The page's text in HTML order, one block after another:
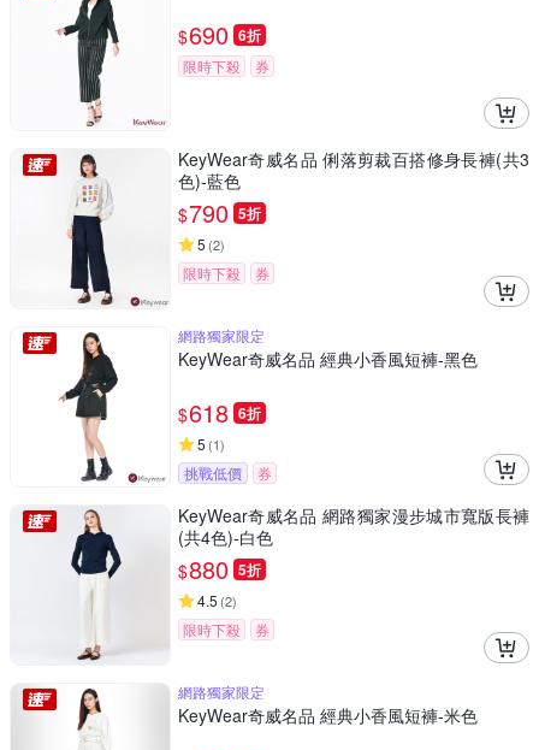
$690 6折
限時下殺 券
KeyWear奇威名品 俐落剪裁百搭修身長褲(共3
色)-藍色
$790 5折
5 (2)
限時下殺 券
網路獨家限定
KeyWear奇威名品 經典小香風短褲-黑色
$618 6折
5 (1)
挑戰低價 券
KeyWear奇威名品 網路獨家漫步城市寬版長褲
(共4色)-白色
$880 5折
4.5 (2)
限時下殺 券
網路獨家限定
KeyWear奇威名品 經典小香風短褲-米色